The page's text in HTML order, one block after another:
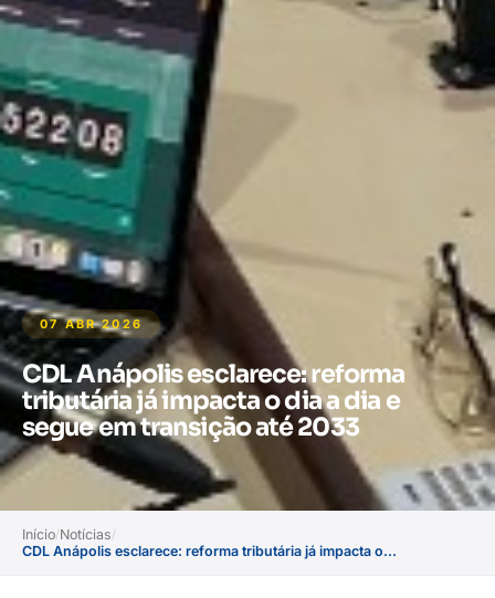
07 ABR 2026
CDL Anápolis esclarece: reforma
tributária já impacta o dia a dia e
segue em transição até 2033
Início/Notícias/
CDL Anápolis esclarece: reforma tributária já impacta o...